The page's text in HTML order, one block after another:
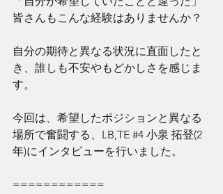
皆さんもこんな経験はありませんか？
自分の期待と異なる状況に直面したと
き、誰しも不安やもどかしさを感じま
す。
今回は、希望したポジションと異なる
場所で奮闘する、LB,TE #4 小泉 拓登(2
年)にインタビューを行いました。
============